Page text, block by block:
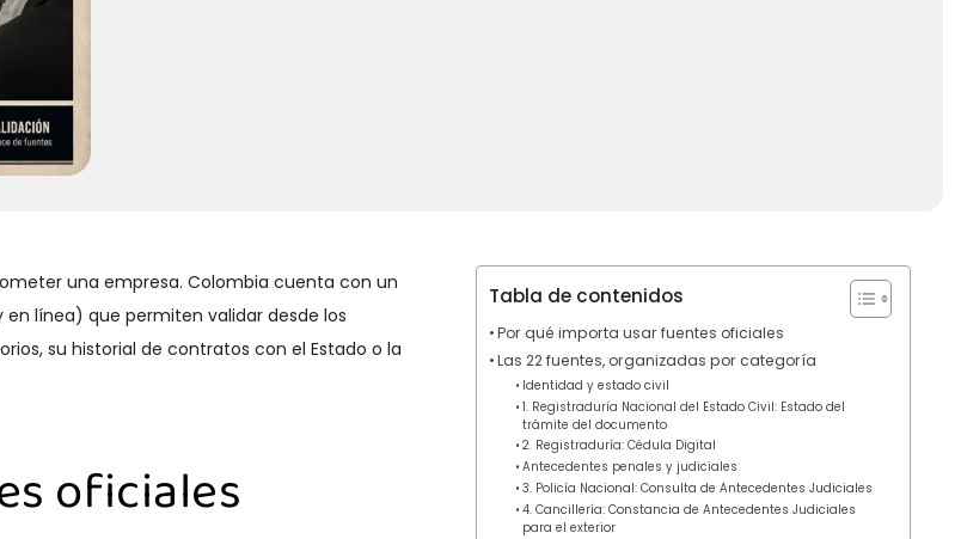
una empresa. Colombia cuenta con un
línea) que permiten validar desde los
su historial de contratos con el Estado o la
oficiales
Tabla de contenidos
Por qué importa usar fuentes oficiales
Las 22 fuentes, organizadas por categoría
Identidad y estado civil
1. Registraduría Nacional del Estado Civil: Estado del
trámite del documento
2. Registraduría: Cédula Digital
Antecedentes penales y judiciales
3. Policía Nacional: Consulta de Antecedentes Judiciales
4. Cancillería: Constancia de Antecedentes Judiciales
para el exterior